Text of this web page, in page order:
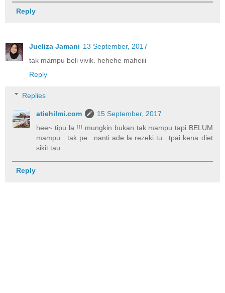
Reply
Jueliza Jamani 13 September, 2017
tak mampu beli vivik. hehehe maheiii
Reply
Replies
atiehilmi.com
15 September, 2017
hee~ tipu la !!! mungkin bukan tak mampu tapi BELUM
mampu.. tak pe.. nanti ade la rezeki tu.. tpai kena diet
sikit tau..
Reply